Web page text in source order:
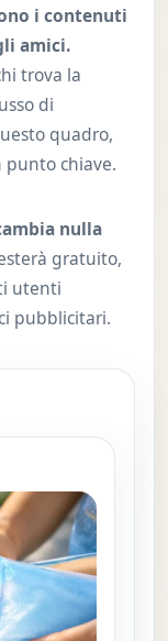
i contenuti
amici.
trova la
di
quadro,
punto chiave.
nulla
gratuito,
utenti
pubblicitari.